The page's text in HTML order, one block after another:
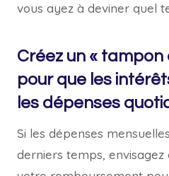
vous ayez à deviner quel
Créez un «
pour que les
les dépenses
Si les dépenses
derniers temps, envisagez